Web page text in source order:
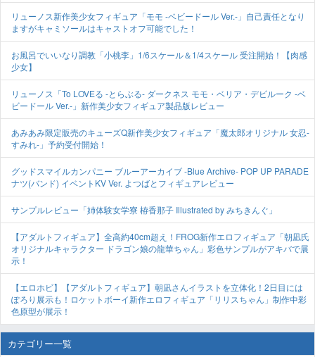
リューノス新作美少女フィギュア「モモ -ベビードール Ver.-」自己責任となり
ますがキャミソールはキャストオフ可能でした！
お風呂でいいなり調教「小桃李」1/6スケール＆1/4スケール 受注開始！【肉感
少女】
リューノス「To LOVEる -とらぶる- ダークネス モモ・ベリア・デビルーク -ベ
ビードール Ver.-」新作美少女フィギュア製品版レビュー
あみあみ限定販売のキューズQ新作美少女フィギュア「魔太郎オリジナル 女忍-
すみれ-」予約受付開始！
グッドスマイルカンパニー ブルーアーカイブ -Blue Archive- POP UP PARADE
ナツ(バンド) イベントKV Ver. よつばとフィギュアレビュー
サンプルレビュー「姉体験女学寮 栫香那子 Illustrated by みちきんぐ」
【アダルトフィギュア】全高約40cm超え！FROG新作エロフィギュア「朝凪氏
オリジナルキャラクター ドラゴン娘の龍華ちゃん」彩色サンプルがアキバで展
示！
【エロホビ】【アダルトフィギュア】朝凪さんイラストを立体化！2日目には
ぽろり展示も！ロケットボーイ新作エロフィギュア「リリスちゃん」制作中彩
色原型が展示！
カテゴリー一覧